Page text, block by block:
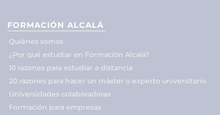
FORMACIÓN ALCALÁ
Quiénes somos
¿Por qué estudiar en Formación Alcalá?
10 razones para estudiar a distancia
20 razones para hacer un máster o experto universitario
Universidades colaboradoras
Formación para empresas